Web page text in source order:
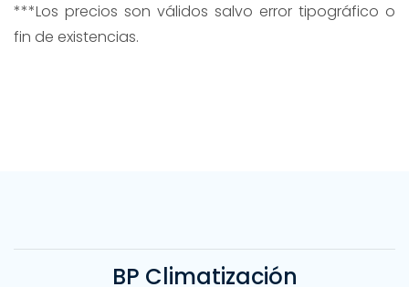
***Los precios son válidos salvo error tipográfico o
fin de existencias.
BP Climatización